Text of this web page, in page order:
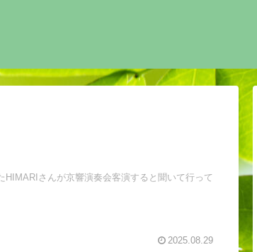
さんが京響演奏会客演すると聞いて行って
2025.08.29